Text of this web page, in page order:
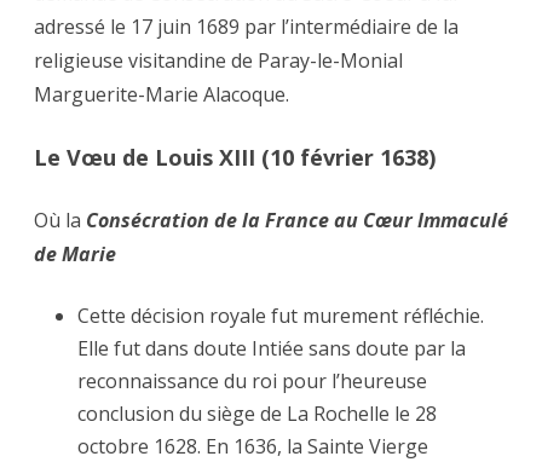
adressé le 17 juin 1689 par l’intermédiaire de la
religieuse visitandine de Paray-le-Monial
Marguerite-Marie Alacoque.
Le Vœu de Louis XIII (10 février 1638)
Où la Consécration de la France au Cœur Immaculé
de Marie
Cette décision royale fut murement réfléchie.
Elle fut dans doute Intiée sans doute par la
reconnaissance du roi pour l’heureuse
conclusion du siège de La Rochelle le 28
octobre 1628. En 1636, la Sainte Vierge